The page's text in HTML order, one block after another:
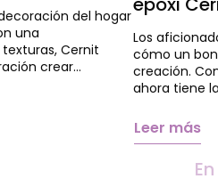
del hogar
una
Cernit
crear…
Los
cómo un
creación.
ahora tiene
Leer más